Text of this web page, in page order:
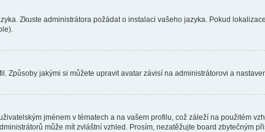
Zkuste administrátora požádat o instalaci vašeho jazyka. Pokud
Způsoby jakými si můžete upravit avatar závisí na administrátorovi a
jménem v tématech a na vašem profilu, což záleží na použitém
může mít zvláštní vzhled. Prosím, nezatěžujte board zbytečným